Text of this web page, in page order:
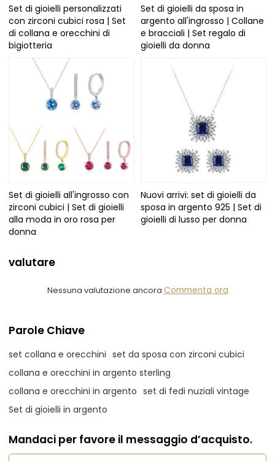
Set di gioielli personalizzati
con zirconi cubici rosa | Set
di collana e orecchini di
bigiotteria
Set di gioielli da sposa in
argento all'ingrosso | Collane
e bracciali | Set regalo di
gioielli da donna
Set di gioielli all'ingrosso con
zirconi cubici | Set di gioielli
alla moda in oro rosa per
donna
Nuovi arrivi: set di gioielli da
sposa in argento 925 | Set di
gioielli di lusso per donna
valutare
Nessuna valutazione ancora Commenta ora
Parole Chiave
set collana e orecchini set da sposa con zirconi cubici
collana e orecchini in argento sterling
collana e orecchini in argento set di fedi nuziali vintage
Set di gioielli in argento
Mandaci per favore il messaggio d’acquisto.